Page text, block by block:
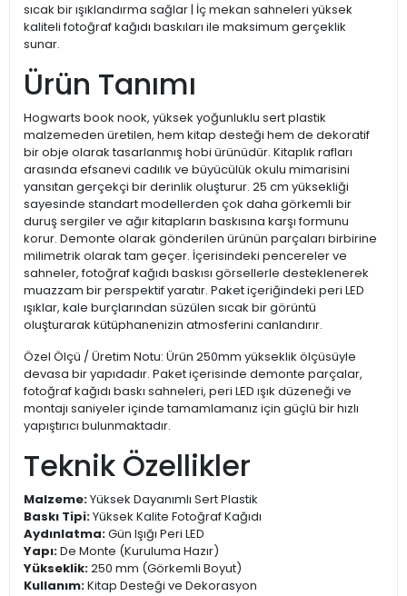
sıcak bir ışıklandırma sağlar | İç mekan sahneleri yüksek
kaliteli fotoğraf kağıdı baskıları ile maksimum gerçeklik
sunar.
Ürün Tanımı
Hogwarts book nook, yüksek yoğunluklu sert plastik
malzemeden üretilen, hem kitap desteği hem de dekoratif
bir obje olarak tasarlanmış hobi ürünüdür. Kitaplık rafları
arasında efsanevi cadılık ve büyücülük okulu mimarisini
yansıtan gerçekçi bir derinlik oluşturur. 25 cm yüksekliği
sayesinde standart modellerden çok daha görkemli bir
duruş sergiler ve ağır kitapların baskısına karşı formunu
korur. Demonte olarak gönderilen ürünün parçaları birbirine
milimetrik olarak tam geçer. İçerisindeki pencereler ve
sahneler, fotoğraf kağıdı baskısı görsellerle desteklenerek
muazzam bir perspektif yaratır. Paket içeriğindeki peri LED
ışıklar, kale burçlarından süzülen sıcak bir görüntü
oluşturarak kütüphanenizin atmosferini canlandırır.
Özel Ölçü / Üretim Notu: Ürün 250mm yükseklik ölçüsüyle
devasa bir yapıdadır. Paket içerisinde demonte parçalar,
fotoğraf kağıdı baskı sahneleri, peri LED ışık düzeneği ve
montajı saniyeler içinde tamamlamanız için güçlü bir hızlı
yapıştırıcı bulunmaktadır.
Teknik Özellikler
Malzeme:Yüksek Dayanımlı Sert Plastik
Baskı Tipi:Yüksek Kalite Fotoğraf Kağıdı
Aydınlatma:Gün Işığı Peri LED
Yapı:De Monte (Kuruluma Hazır)
Yükseklik:250 mm (Görkemli Boyut)
Kullanım:Kitap Desteği ve Dekorasyon